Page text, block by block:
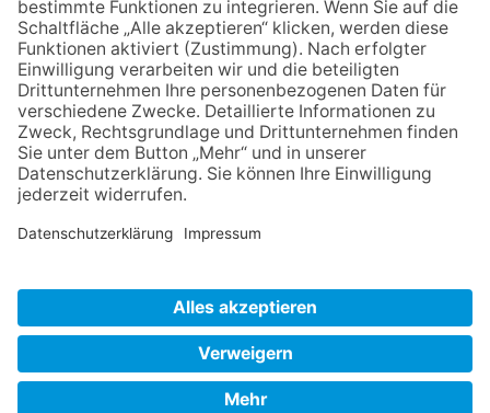
Impressum
Widerruf
Barrierefreiheit